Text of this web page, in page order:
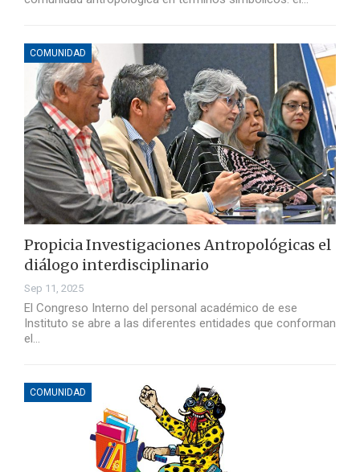
COMUNIDAD
Propicia Investigaciones Antropológicas el
diálogo interdisciplinario
Sep 11, 2025
El Congreso Interno del personal académico de ese
Instituto se abre a las diferentes entidades que conforman
el…
COMUNIDAD